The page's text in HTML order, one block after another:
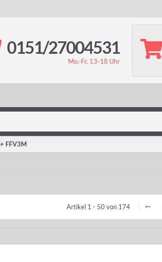
0151/27004531
Mo.-Fr. 13-18 Uhr
FFV3M
Artikel 1 - 50 von 174